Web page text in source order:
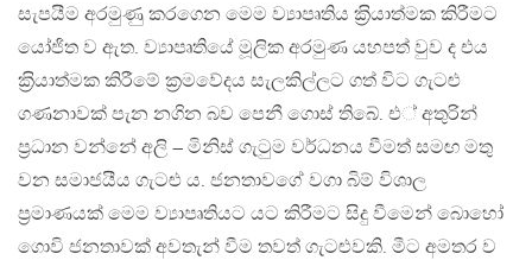
සැපයීම අරමුණු කරගෙන මෙම ව්‍යාපෘතිය ක‍්‍රියාත්මක කිරීමට
යෝජිත ව ඇත. ව්‍යාපෘතියේ මූලික අරමුණ යහපත් වුව ද එය
ක‍්‍රියාත්මක කිරීමේ ක‍්‍රමවේදය සැලකිල්ලට ගත් විට ගැටළු
ගණනාවක් පැන නගින බව පෙනී ගොස් තිබේ. එ් අතුරින්
ප‍්‍රධාන වන්නේ අලි – මිනිස් ගැටුම වර්ධනය වීමත් සමඟ මතු
වන සමාජයීය ගැටළු ය. ජනතාවගේ වගා බිම් විශාල
ප‍්‍රමාණයක් මෙම ව්‍යාපෘතියට යට කිරීමට සිදු වීමෙන් බොහෝ
ගොවි ජනතාවක් අවතැන් වීම තවත් ගැටළුවකි. මීට අමතර ව